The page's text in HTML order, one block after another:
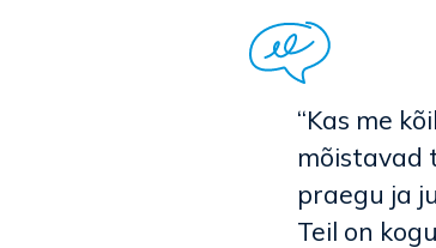
“Kas me
mõistavad
praegu ja
Teil on